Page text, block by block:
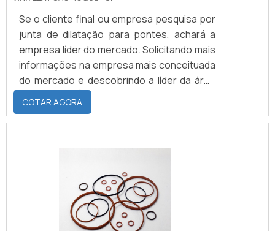
sistema.
Se o cliente final ou empresa pesquisa por
junta de dilatação para pontes, achará a
empresa líder do mercado. Solicitando mais
informações na empresa mais conceituada
do mercado e descobrindo a líder da área
de atuação.É importante lembrar que o
produto deve sempre ser adquirido com
empresas especializadas no segmento.
de evitar prejuízos com substituições
frequentes de produtos que não cumprem
com suas funções adequadamente. Assim,
é possível poupar gastos
COTAR AGORA